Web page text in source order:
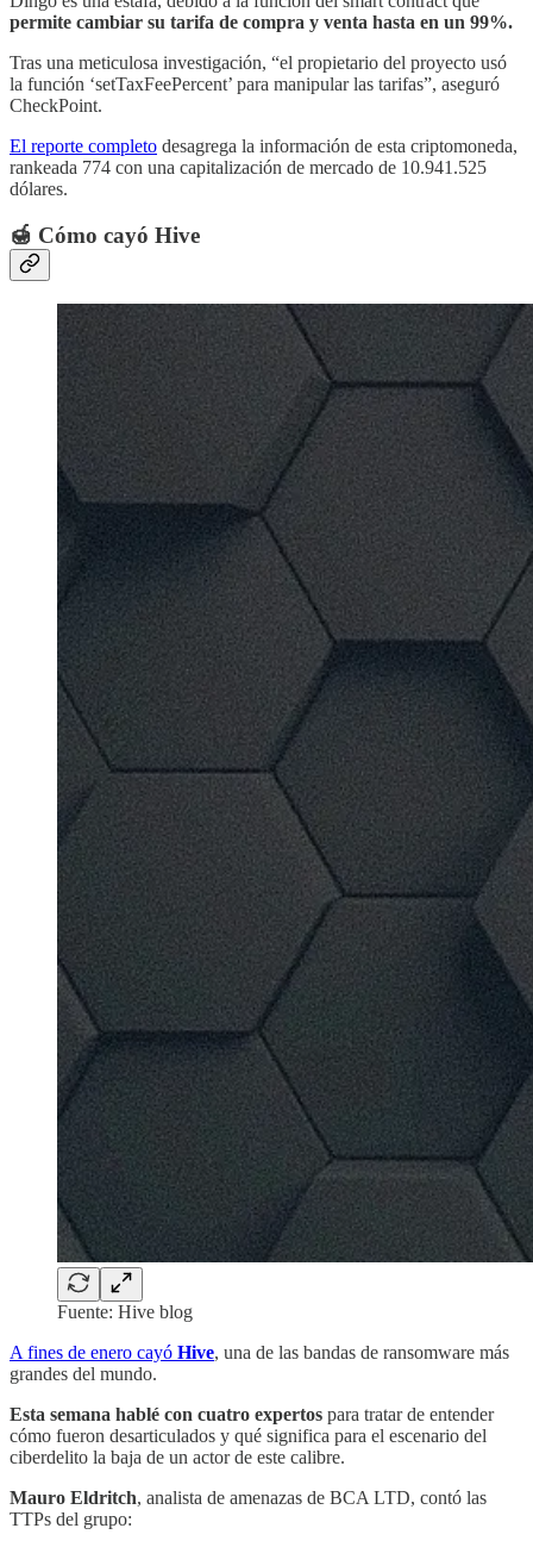
permite cambiar su tarifa de compra y venta hasta en un 99%.
Tras una meticulosa investigación, “el propietario del proyecto usó
la función ‘setTaxFeePercent’ para manipular las tarifas”, aseguró
CheckPoint.
El reporte completo desagrega la información de esta criptomoneda,
rankeada 774 con una capitalización de mercado de 10.941.525
dólares.
🍯 Cómo cayó Hive
Fuente: Hive blog
A fines de enero cayó Hive, una de las bandas de ransomware más
grandes del mundo.
Esta semana hablé con cuatro expertos para tratar de entender
cómo fueron desarticulados y qué significa para el escenario del
ciberdelito la baja de un actor de este calibre.
Mauro Eldritch, analista de amenazas de BCA LTD, contó las
TTPs del grupo: